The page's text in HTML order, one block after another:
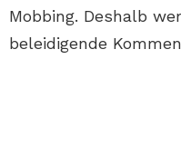
Mobbing. Deshalb
beleidigende